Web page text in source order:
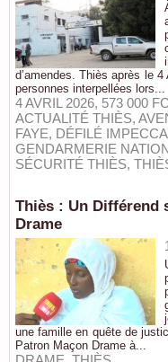
d’amendes. Thiès après le
personnes interpellées lors...
4 AVRIL 2026, 573 000
ACTUALITÉ THIÈS,
FAYE, DÉFILÉ
GENDARMERIE
SÉCURITÉ THIÈS,
Thiès : Un Différend
Drame
une famille en quête de
Patron Maçon Drame à...